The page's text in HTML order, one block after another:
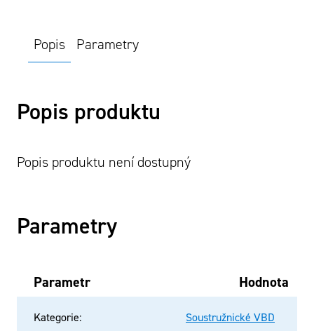
Popis Parametry
Popis produktu
Popis produktu není dostupný
Parametry
Parametr Hodnota
Kategorie: Soustružnické VBD